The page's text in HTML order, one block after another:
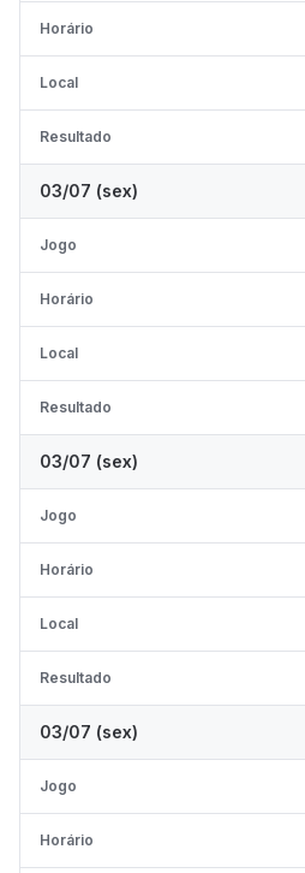
Horário
Local
Resultado
03/07 (sex)
Jogo
Horário
Local
Resultado
03/07 (sex)
Jogo
Horário
Local
Resultado
03/07 (sex)
Jogo
Horário